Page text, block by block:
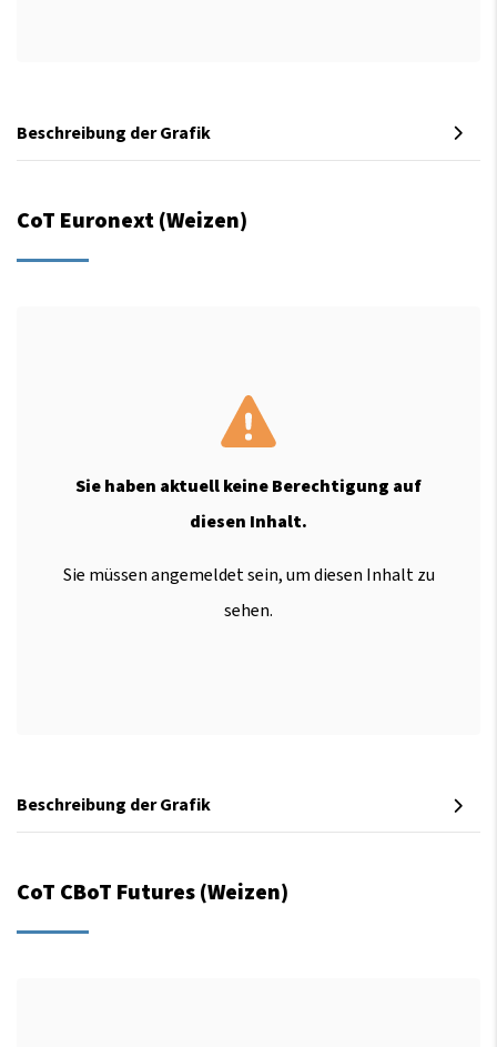
Beschreibung der Grafik
CoT Euronext (Weizen)
Sie haben aktuell keine Berechtigung auf
diesen Inhalt.
Sie müssen angemeldet sein, um diesen Inhalt zu
sehen.
Beschreibung der Grafik
CoT CBoT Futures (Weizen)